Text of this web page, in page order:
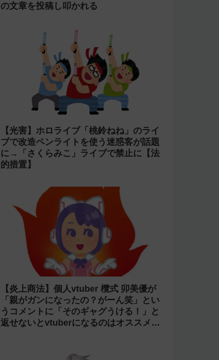
の文章を投稿し叩かれる
【光害】ホロライブ「桃鈴ねね」のライ
ブで改造ペンライトを使う迷惑客が話題
に→「さくらみこ」ライブで禁止に【法
的措置】
【炎上商法】個人vtuber 欖式 卯美優が
「親がガンになったの？がーん笑」とい
うコメントに「そのギャグうける！」と
返せないとvtuberになるのはオススメし